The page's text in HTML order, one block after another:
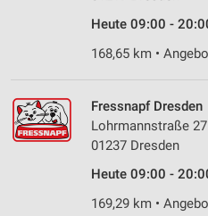
Heute 09:00 -
168,65 km •
Fressnapf Dresden
Lohrmannstraße 27
01237 Dresden
Heute 09:00 -
169,29 km •